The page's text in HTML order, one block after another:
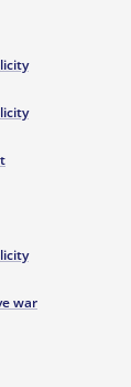
war